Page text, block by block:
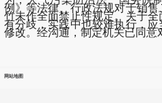
例》等法律、行政法规对于销
竹未作全面禁止性规定。关于
有分歧，实践中也较难执行，
修改。经沟通，制定机关已同意
网站地图